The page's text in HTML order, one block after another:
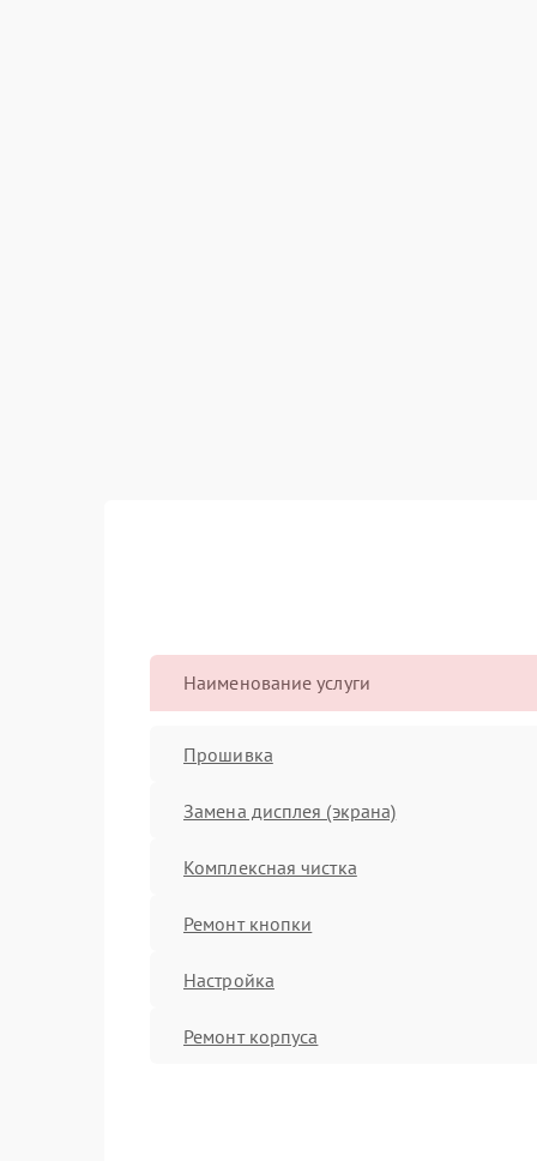
Наименование услуги
Прошивка
Замена дисплея (экрана)
Комплексная чистка
Ремонт кнопки
Настройка
Ремонт корпуса